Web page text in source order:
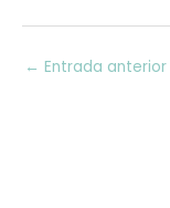
← Entrada anterior